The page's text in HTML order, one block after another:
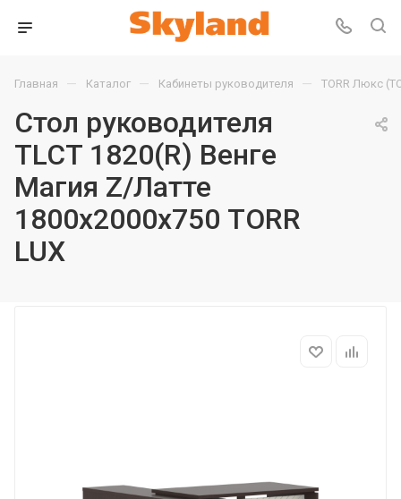
Главная — Каталог — Кабинеты руководителя — TORR Люкс
Стол руководителя
TLCT 1820(R) Венге
Магия Z/Латте
1800х2000х750 TORR
LUX